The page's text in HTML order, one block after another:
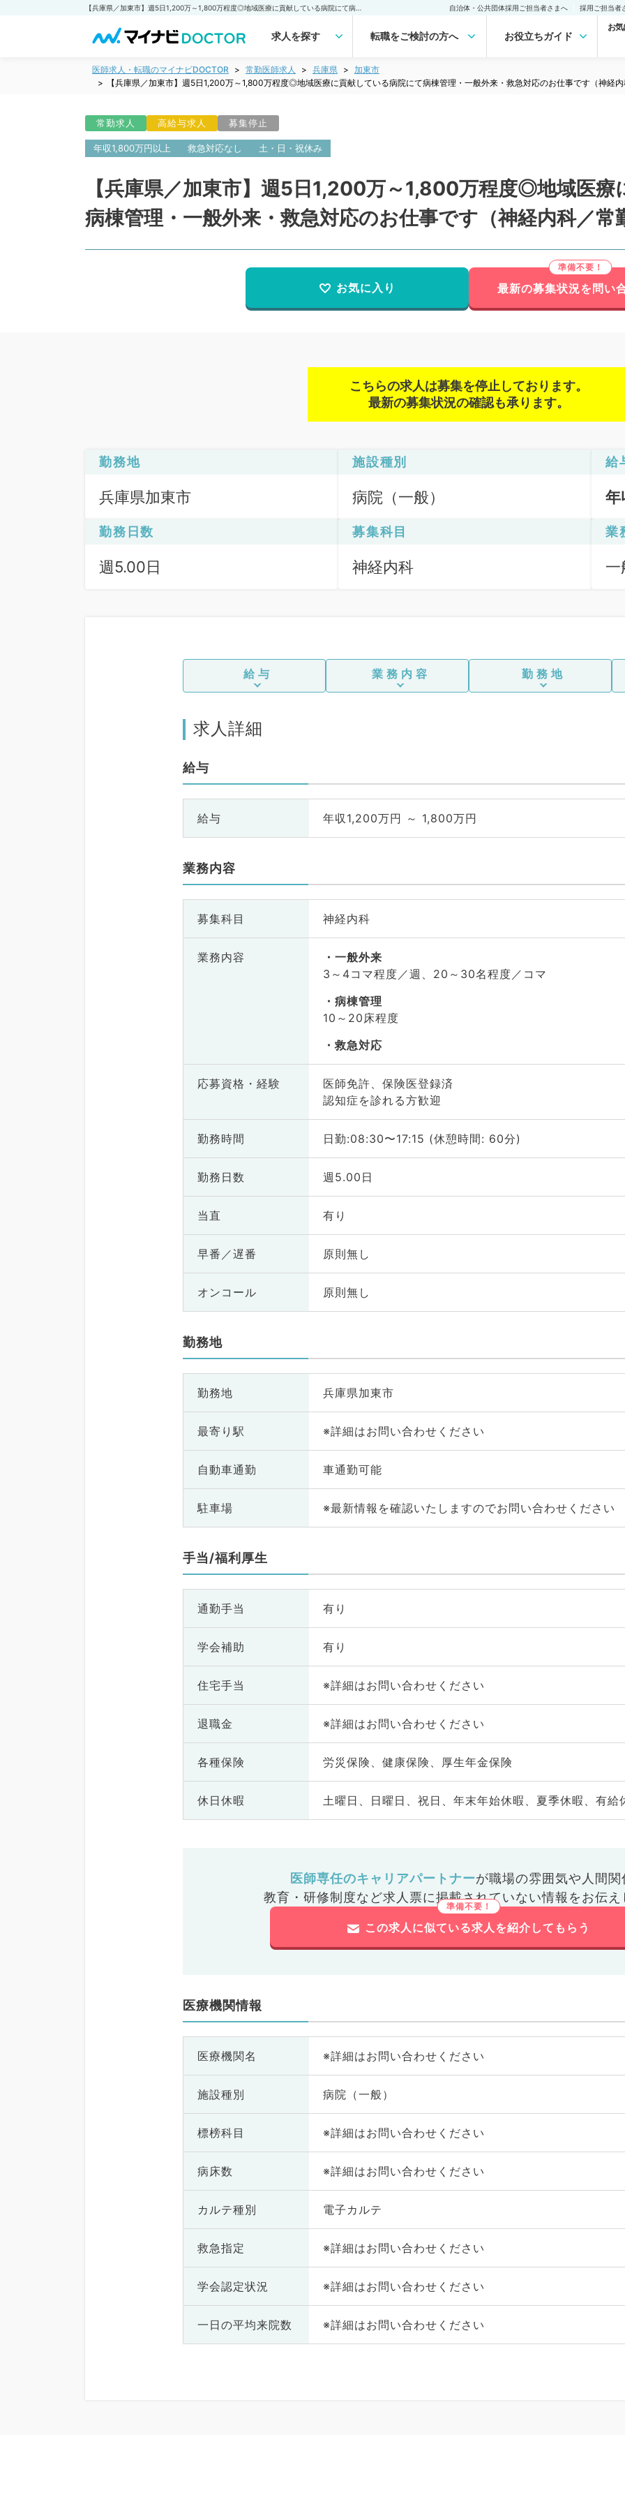
自治体・公共団体採用ご担当者さまへ 採用ご担当者
求人を探す 転職をご検討の方へ お役立ちガイド
お
医師求人・転職のマイナビDOCTOR 常勤医師求人 兵庫県
加東市
【兵庫県／加東市】週5日1,200万～1,800万程度◎地域医療に貢献している病院にて病棟管理・一般外来・救急対応のお仕事です（神経
常勤求人 高給与求人 募集停止
年収1,800万円以上 救急対応なし 土・日・祝休み
【兵庫県／加東市】週5日1,200万～1,800万程度◎地域医
病棟管理・一般外来・救急対応のお仕事です（神経内科／常
お気に入り 最新の募集状況を問い
こちらの求人は募集を停止しております。
最新の募集状況の確認も承ります。
勤務地
兵庫県加東市
施設種別
病院（一般）
給
年
勤務日数
週5.00日
募集科目
神経内科
業
一
給与 業務内容 勤務地
求人詳細
給与
給与 年収1,200万円 ～ 1,800万円
業務内容
募集科目 神経内科
業務内容
一般外来
3～4コマ程度／週、20～30名程度／コマ
病棟管理
10～20床程度
救急対応
応募資格・ 経験
医師免許、保険医登録済
認知症を診れる方歓迎
勤務時間 日勤:08:30〜17:15 (休憩時間: 60分)
勤務日数 週5.00日
当直 有り
早番／遅番 原則無し
オンコール 原則無し
勤務地
勤務地 兵庫県加東市
最寄り駅 ※詳細はお問い合わせください
自動車通勤 車通勤可能
駐車場 ※最新情報を確認いたしますのでお問い合わせください
手当/福利厚生
通勤手当 有り
学会補助 有り
住宅手当 ※詳細はお問い合わせください
退職金 ※詳細はお問い合わせください
各種保険 労災保険、健康保険、厚生年金保険
休日休暇 土曜日、日曜日、祝日、年末年始休暇、夏季休暇、有給
医師専任のキャリアパートナーが職場の雰囲気や人間関
教育・研修制度など求人票に掲載されていない情報をお伝え
この求人に似ている求人を紹介してもらう
医療機関情報
医療機関名 ※詳細はお問い合わせください
施設種別 病院（一般）
標榜科目 ※詳細はお問い合わせください
病床数 ※詳細はお問い合わせください
カルテ種別 電子カルテ
救急指定 ※詳細はお問い合わせください
学会認定状況 ※詳細はお問い合わせください
一日の平均来院数 ※詳細はお問い合わせください